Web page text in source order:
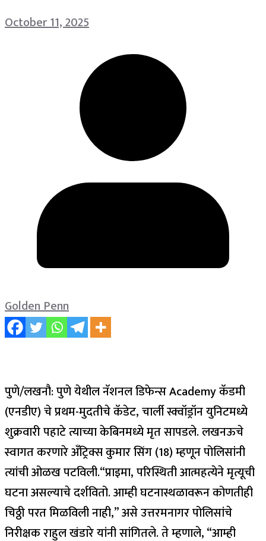
October 11, 2025
Golden Penn
पुणे/लखनौ: पुणे येथील नॅशनल डिफेन्स Academy कॅडमी
(एनडीए) चे प्रथम-मुदतीचे कॅडेट, चार्ली स्क्वॉड्रॉन युनिटमध्ये
शुक्रवारी पहाटे त्याच्या केबिनमध्ये मृत सापडले. लखनऊचे
स्वागत करणारे अँट्रिक्स कुमार सिंग (18) म्हणून पोलिसांनी
त्यांची ओळख पटविली.“प्राइमा, परिस्थिती आत्महत्येने मृत्यूची
घटना असल्याचे दर्शवितो. आम्ही घटनास्थळावरून कोणतीही
चिठ्ठी परत मिळविली नाही,” असे उत्तरमनागर पोलिसांचे
निरीक्षक राहुल खंडारे यांनी सांगितले. ते म्हणाले, “आम्ही